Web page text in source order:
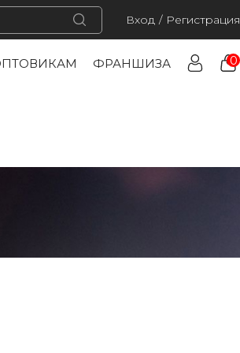
Вход / Регистрация
ФРАНШИЗА 0